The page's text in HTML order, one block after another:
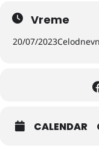
Vreme
20/07/2023
CALENDAR